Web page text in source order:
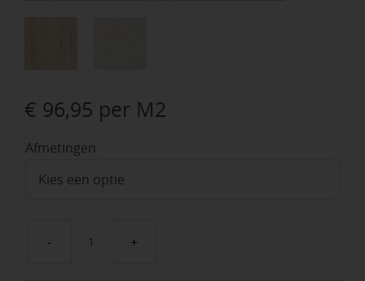
€ 96,95 per M2
Afmetingen
GeoCeramica®